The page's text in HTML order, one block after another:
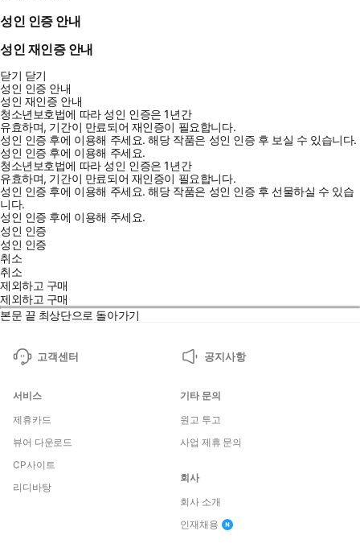
성인 인증 안내
성인 재인증 안내
닫기 닫기
성인 인증 안내
성인 재인증 안내
청소년보호법에 따라 성인 인증은 1년간
유효하며, 기간이 만료되어 재인증이 필요합니다.
성인 인증 후에 이용해 주세요.해당 작품은 성인 인증 후 보실 수 있습니다.
성인 인증 후에 이용해 주세요.
청소년보호법에 따라 성인 인증은 1년간
유효하며, 기간이 만료되어 재인증이 필요합니다.
성인 인증 후에 이용해 주세요.해당 작품은 성인 인증 후 선물하실 수 있습
니다.
성인 인증 후에 이용해 주세요.
성인 인증
성인 인증
취소
취소
제외하고 구매
제외하고 구매
본문 끝 최상단으로 돌아가기
고객센터 공지사항
서비스
제휴카드
뷰어 다운로드
CP사이트
리디바탕
기타 문의
원고 투고
사업 제휴 문의
회사
회사 소개
인재채용